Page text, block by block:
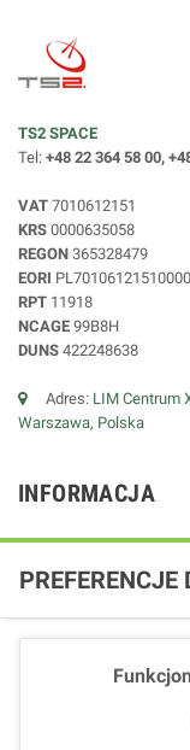
TS2 SPACE
Tel: +48 22 364 58 00,
VAT 7010612151
KRS 0000635058
REGON 365328479
EORI
RPT 11918
NCAGE 99B8H
DUNS 422248638
Adres: LIM Centrum
Warszawa, Polska
INFORMACJA
PREFERENCJE